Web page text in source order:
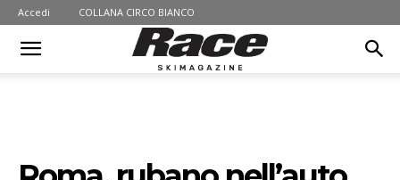
Accedi COLLANA CIRCO BIANCO